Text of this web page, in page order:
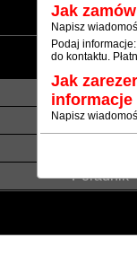
Termin
Poradnik
Jak
Napisz
Podaj
do kontaktu.
Jak
informacje
Napisz